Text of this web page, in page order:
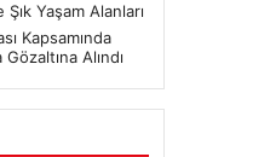
Yaşam Alanları
Kapsamında
Alındı